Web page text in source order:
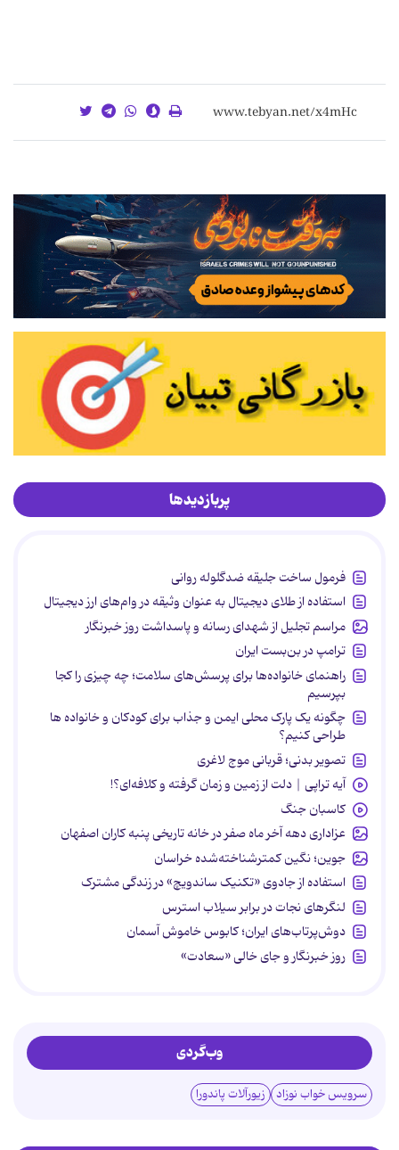
پربازدیدها
فرمول ساخت جلیقه ضدگلوله روانی
استفاده از طلای دیجیتال به عنوان وثیقه در وام‌های ارز دیجیتال
مراسم تجلیل از شهدای رسانه و پاسداشت روز خبرنگار
ترامپ در بن‌بست ایران
راهنمای خانواده‌ها برای پرسش‌های سلامت؛ چه چیزی را کجا
بپرسیم
چگونه یک پارک محلی ایمن و جذاب برای کودکان و خانواده ها
طراحی کنیم؟
تصویر بدنی؛ قربانی موج لاغری
آیه تراپی | دلت از زمین و زمان گرفته و کلافه‌ای؟!
کاسبان جنگ
عزاداری دهه آخر ماه صفر در خانه تاریخی پنبه کاران اصفهان
جوین؛ نگین کمترشناخته‌شده خراسان
استفاده از جادوی «تکنیک ساندویچ» در زندگی مشترک
لنگرهای نجات در برابر سیلاب استرس
دوش‌پرتاب‌های ایران؛ کابوس خاموش آسمان
روز خبرنگار و جای خالی «سعادت»
وب‌گردی
سرویس خواب نوزاد زیورآلات پاندورا